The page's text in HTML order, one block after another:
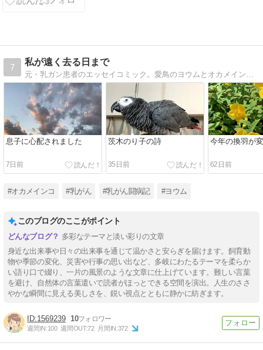
7
私が遠く去る日まで
元・乳ガン患者のエッセイコミック。愛鳥のヨウムとオカメインコが支えてくれた闘病の日々。
息子に心配されました
7日前
茨木のり子の詩
35日前
今年の換羽が
62日前
#オカメインコ #乳がん #乳がん闘病記 #ヨウム
このブログのここがポイント
多彩なテーマと淡い彩りの文章
身近な出来事や日々の出来事を通じて温かさと安らぎを届けます。飼育動
物や季節の変化、災害や行事の思い出など、多岐にわたるテーマを柔らか
い語り口で綴り、一片の風景のような文章に仕上げています。難しい言葉
を避け、自然体の言葉遣いで読者がほっとできる空間を演出。人生のささ
やかな瞬間に見える美しさを、鋭い視点とともに静かに紡ぎます。
1569239 10
週間IN:100 週間OUT:72 月間IN:372